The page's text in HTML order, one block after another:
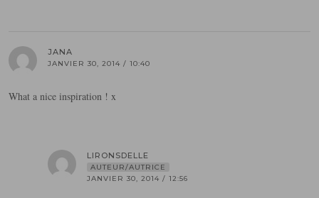
JANA
JANVIER 30, 2014 / 10:40
What a nice inspiration ! x
LIRONSDELLE
AUTEUR/AUTRICE
JANVIER 30, 2014 / 12:56